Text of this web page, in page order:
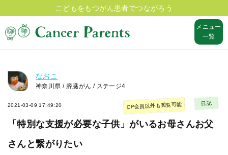
こどもをもつがん患者でつながろう
メニュー
一覧
なおこ
神奈川県 / 膵臓がん / ステージ4
2021-03-09 17:49:20
「特別な支援が必要な子供」がいるお母さんお父
さんと繋がりたい
CP会員以外も閲覧可能 日記